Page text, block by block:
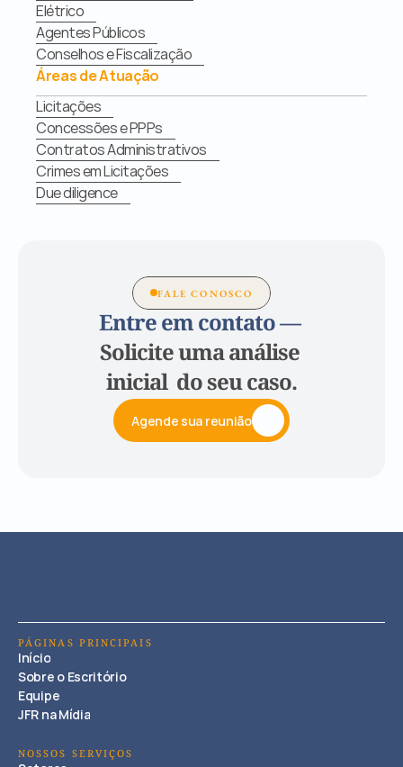
Elétrico
Agentes Públicos
Conselhos e Fiscalização
Áreas de Atuação
Licitações
Concessões e PPPs
Contratos Administrativos
Crimes em Licitações
Due diligence
FALE CONOSCO
Entre em contato —
Solicite uma análise
inicial  do seu caso.
Agende sua reunião
PÁGINAS PRINCIPAIS
Início
Sobre o Escritório
Equipe
JFR na Mídia
NOSSOS SERVIÇOS